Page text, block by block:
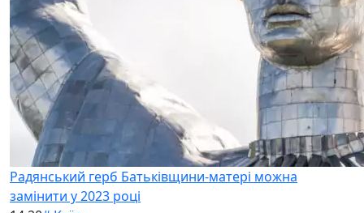
Радянський герб Батьківщини-матері можна
замінити у 2023 році